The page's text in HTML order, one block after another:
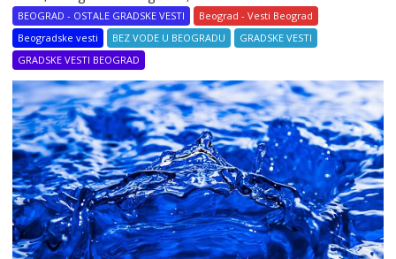
BEOGRAD - OSTALE GRADSKE VESTI
Beograd - Vesti Beograd
Beogradske vesti
BEZ VODE U BEOGRADU
GRADSKE VESTI
GRADSKE VESTI BEOGRAD